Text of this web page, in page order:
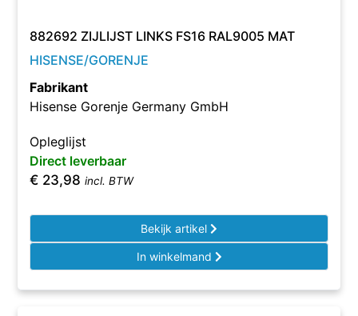
882692 ZIJLIJST LINKS FS16 RAL9005 MAT
HISENSE/GORENJE
Fabrikant
Hisense Gorenje Germany GmbH
Opleglijst
Direct leverbaar
€ 23,98 incl. BTW
Bekijk artikel
In winkelmand